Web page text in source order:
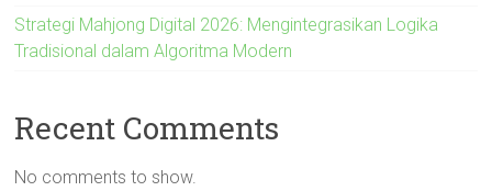
Strategi Mahjong Digital 2026: Mengintegrasikan Logika
Tradisional dalam Algoritma Modern
Recent Comments
No comments to show.